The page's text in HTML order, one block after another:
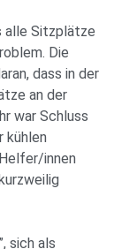
alle Sitzplätze
Die
dass in der
an der
war Schluss
kühlen
innen
sich als